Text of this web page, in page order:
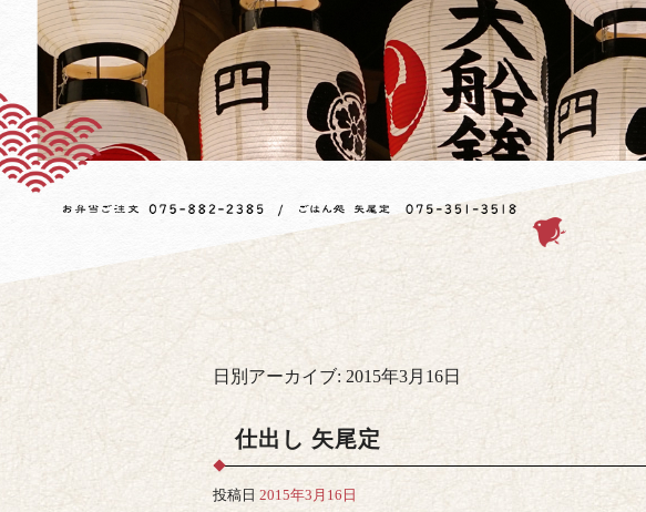
日別アーカイブ: 2015年3月16日
仕出し 矢尾定
投稿日 2015年3月16日